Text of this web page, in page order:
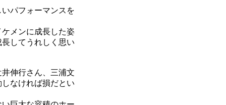
パフォーマンスを
メンに成長した姿
してうれしく思い
伸行さん、三浦文
なければ損だとい